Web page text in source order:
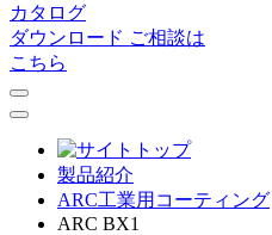
カタログ
ダウンロード ご相談は
こちら
製品紹介
ARC⼯業⽤コーティング
ARC BX1